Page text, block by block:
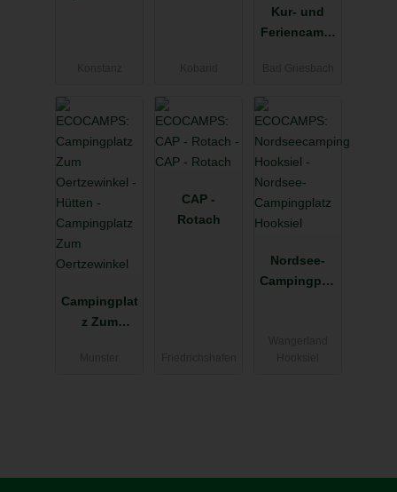
Kur- und
Feriencampi
ad
Campingplat
z Zum
CAP -
Rotach
Nordsee-
Campingplat